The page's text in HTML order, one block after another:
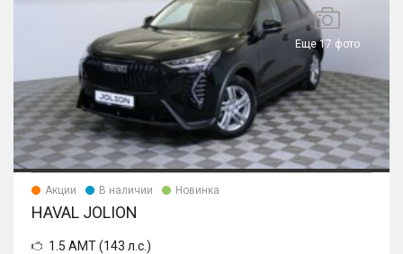
Еще 17 фото
Акции В наличии Новинка
HAVAL JOLION
1.5 AMT (143 л.с.)